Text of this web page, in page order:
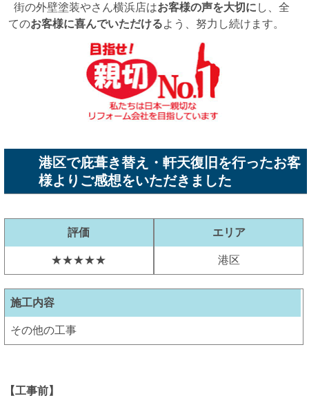
街の外壁塗装やさん横浜店はお客様の声を大切に し、全
てのお客様に喜んでいただけるよう、努力し続けます。
港区で庇葺き替え・軒天復旧を行ったお客
様よりご感想をいただきました
評価
★★★★★
エリア
港区
施工内容
その他の工事
【工事前】